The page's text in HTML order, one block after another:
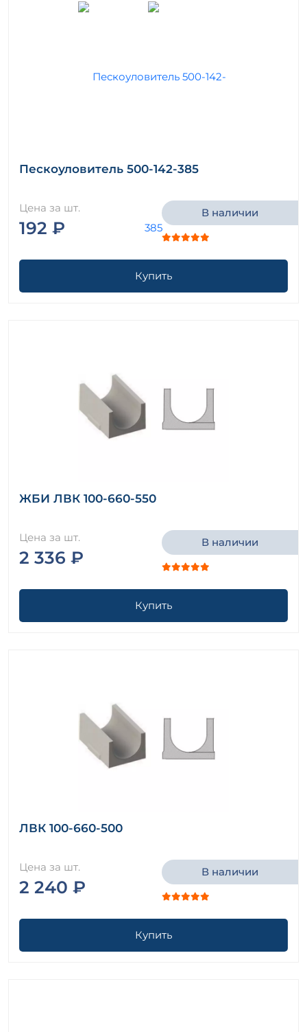
Пескоуловитель 500-142-385
Цена за шт.
192 ₽
В наличии
Купить
ЖБИ ЛВК 100-660-550
Цена за шт.
2 336 ₽
В наличии
Купить
ЛВК 100-660-500
Цена за шт.
2 240 ₽
В наличии
Купить